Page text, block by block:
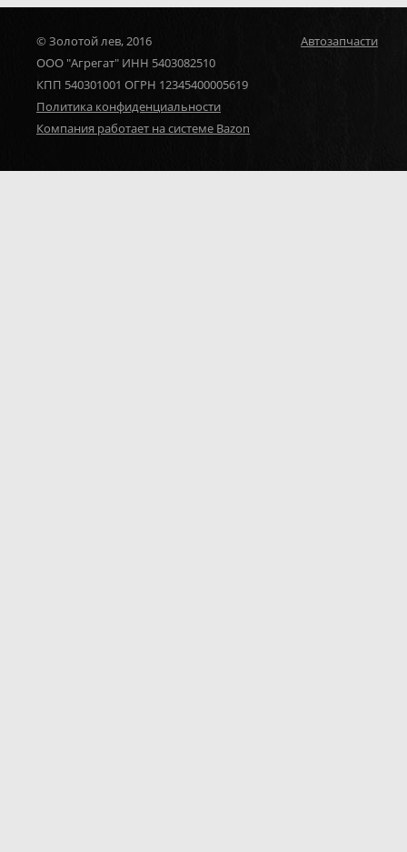
© Золотой лев, 2016
ООО "Агрегат" ИНН 5403082510
КПП 540301001 ОГРН 12345400005619
Политика конфиденциальности
Компания работает на системе Bazon
Автозапчасти